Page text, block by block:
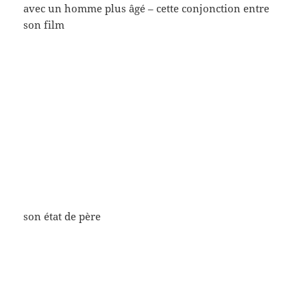
avec un homme plus âgé – cette conjonction entre
son film
son état de père